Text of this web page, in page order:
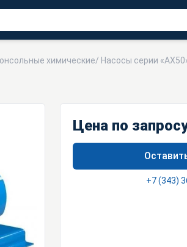
химические/ Насосы серии
Цена по
+7 (343)